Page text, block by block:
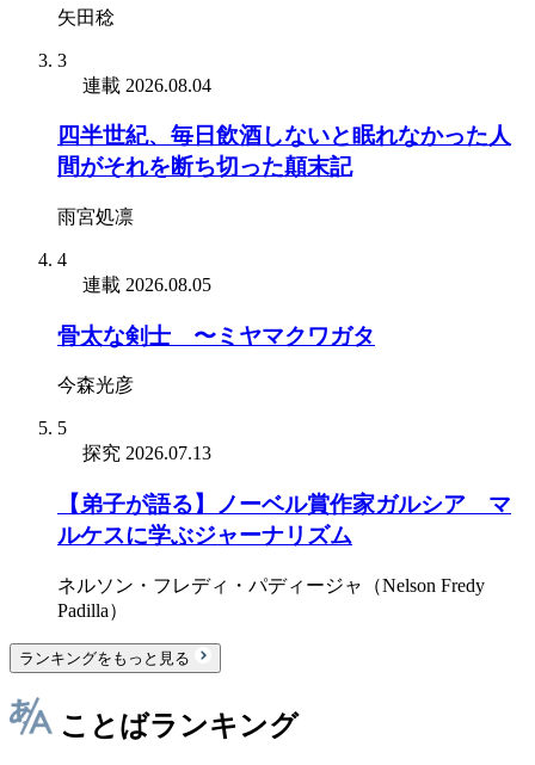
矢田稔
3
連載 2026.08.04
四半世紀、毎日飲酒しないと眠れなかった人
間がそれを断ち切った顛末記
雨宮処凛
4
連載 2026.08.05
骨太な剣士 〜ミヤマクワガタ
今森光彦
5
探究 2026.07.13
【弟子が語る】ノーベル賞作家ガルシア゠マ
ルケスに学ぶジャーナリズム
ネルソン・フレディ・パディージャ（Nelson Fredy
Padilla）
ランキングをもっと見る
ことばランキング